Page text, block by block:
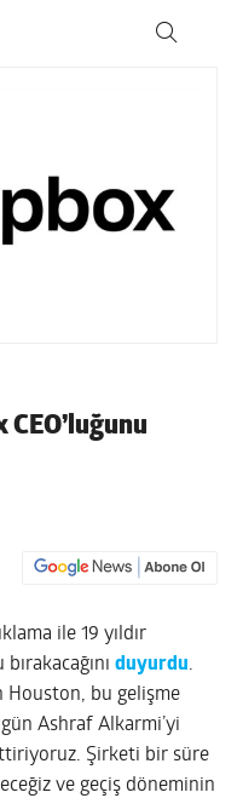
ile 19 yıldır
duyurdu.
Houston, bu gelişme
Ashraf Alkarmi’yi
Şirketi bir süre
ve geçiş döneminin